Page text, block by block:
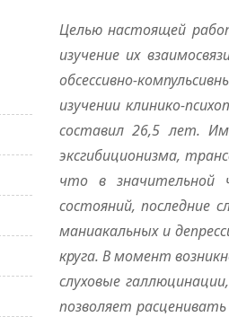
Целью настоящей
изучение их
обсессивно-
изучении клинико-
составил 26,5 лет.
эксгибиционизма,
что в значительной
состояний, последние
маниакальных и
круга. В момент
слуховые
позволяет